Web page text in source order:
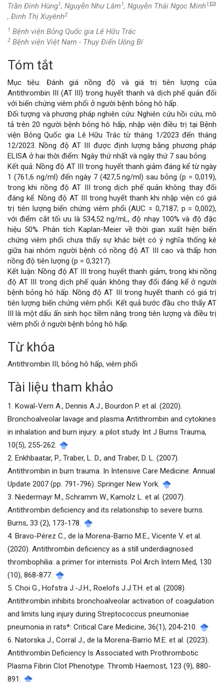
Trần Đình Hùng1, Nguyễn Như Lâm1, Nguyễn Thái Ngọc Minh1,
, Đinh Thị Xuyênh2
1 Bệnh viện Bỏng Quốc gia Lê Hữu Trác
2 Bệnh viện Việt Nam - Thụy Điển Uông Bí
Nội
dung
chính
của
bài
viết
Tóm tắt
Mục tiêu: Đánh giá nồng độ và giá trị tiên lượng của
Antithrombin III (AT III) trong huyết thanh và dịch phế quản đối
với biến chứng viêm phổi ở người bệnh bỏng hô hấp.
Đối tượng và phương pháp nghiên cứu: Nghiên cứu hồi cứu, mô
tả trên 20 người bệnh bỏng hô hấp, nhập viện điều trị tại Bệnh
viện Bỏng Quốc gia Lê Hữu Trác từ tháng 1/2023 đến tháng
12/2023. Nồng độ AT III được định lượng bằng phương pháp
ELISA ở hai thời điểm: Ngày thứ nhất và ngày thứ 7 sau bỏng.
Kết quả: Nồng độ AT III trong huyết thanh giảm đáng kể từ ngày
1 (761,6 ng/ml) đến ngày 7 (427,5 ng/ml) sau bỏng (p = 0,019),
trong khi nồng độ AT III trong dịch phế quản không thay đổi
đáng kể. Nồng độ AT III trong huyết thanh khi nhập viện có giá
trị tiên lượng biến chứng viêm phổi (AUC = 0,7187; p = 0,002),
với điểm cắt tối ưu là 534,52 ng/mL, độ nhạy 100% và độ đặc
hiệu 50%. Phân tích Kaplan-Meier về thời gian xuất hiện biến
chứng viêm phổi chưa thấy sự khác biệt có ý nghĩa thống kê
giữa hai nhóm người bệnh có nồng độ AT III cao và thấp hơn
nồng độ tiên lượng (p = 0,3217).
Kết luận: Nồng độ AT III trong huyết thanh giảm, trong khi nồng
độ AT III trong dịch phế quản không thay đổi đáng kể ở người
bệnh bỏng hô hấp. Nồng độ AT III trong huyết thanh có giá trị
tiên lượng biến chứng viêm phổi. Kết quả bước đầu cho thấy AT
III là một dấu ấn sinh học tiềm năng trong tiên lượng và điều trị
viêm phổi ở người bệnh bỏng hô hấp.
Chi
tiết
bài
viết
Từ khóa
Antithrombin III, bỏng hô hấp, viêm phổi
Tài liệu tham khảo
1. Kowal-Vern A., Dennis A.J., Bourdon P. et al. (2020).
Bronchoalveolar lavage and plasma Antithrombin and cytokines
in inhalation and burn injury: a pilot study. Int J Burns Trauma,
10(5), 255-262.
2. Enkhbaatar, P., Traber, L. D., and Traber, D. L. (2007).
Antithrombin in burn trauma. In Intensive Care Medicine: Annual
Update 2007 (pp. 791-796). Springer New York.
3. Niedermayr M., Schramm W., Kamolz L. et al. (2007).
Antithrombin deficiency and its relationship to severe burns.
Burns, 33 (2), 173-178.
4. Bravo-Pérez C., de la Morena-Barrio M.E., Vicente V. et al.
(2020). Antithrombin deficiency as a still underdiagnosed
thrombophilia: a primer for internists. Pol Arch Intern Med, 130
(10), 868-877.
5. Choi G., Hofstra J.-J.H., Roelofs J.J.T.H. et al. (2008).
Antithrombin inhibits bronchoalveolar activation of coagulation
and limits lung injury during Streptococcus pneumoniae
pneumonia in rats*: Critical Care Medicine, 36(1), 204-210.
6. Natorska J., Corral J., de la Morena-Barrio M.E. et al. (2023).
Antithrombin Deficiency Is Associated with Prothrombotic
Plasma Fibrin Clot Phenotype. Thromb Haemost, 123 (9), 880-
891.